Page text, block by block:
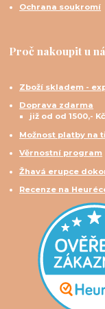
Ochrana soukromí
Proč nakoupit u
Zboží skladem -
Doprava zdarma
již od od 1500,- Kč
Možnost platby na
Věrnostní program
Žhavá erupce
Recenze na